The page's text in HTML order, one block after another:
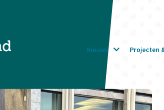
Nieuws Projecten